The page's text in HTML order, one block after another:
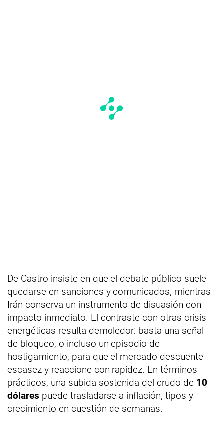
De Castro insiste en que el debate público suele
quedarse en sanciones y comunicados, mientras
Irán conserva un instrumento de disuasión con
impacto inmediato. El contraste con otras crisis
energéticas resulta demoledor: basta una señal
de bloqueo, o incluso un episodio de
hostigamiento, para que el mercado descuente
escasez y reaccione con rapidez. En términos
prácticos, una subida sostenida del crudo de 10
dólares puede trasladarse a inflación, tipos y
crecimiento en cuestión de semanas.